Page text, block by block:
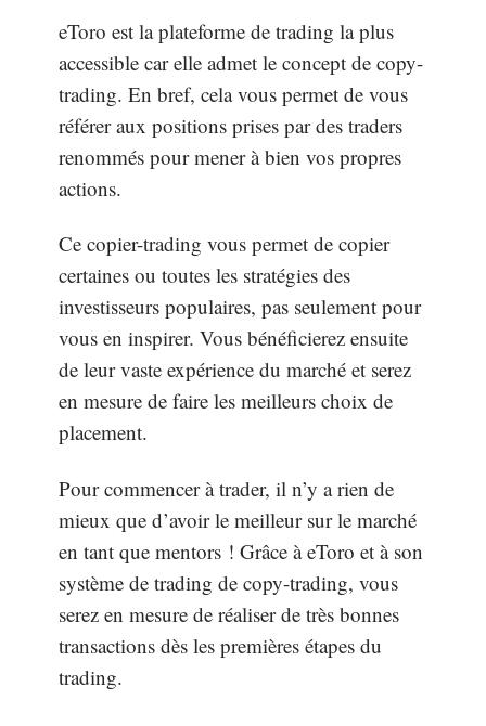
eToro est la plateforme de trading la plus
accessible car elle admet le concept de copy-
trading. En bref, cela vous permet de vous
référer aux positions prises par des traders
renommés pour mener à bien vos propres
actions.
Ce copier-trading vous permet de copier
certaines ou toutes les stratégies des
investisseurs populaires, pas seulement pour
vous en inspirer. Vous bénéficierez ensuite
de leur vaste expérience du marché et serez
en mesure de faire les meilleurs choix de
placement.
Pour commencer à trader, il n’y a rien de
mieux que d’avoir le meilleur sur le marché
en tant que mentors ! Grâce à eToro et à son
système de trading de copy-trading, vous
serez en mesure de réaliser de très bonnes
transactions dès les premières étapes du
trading.